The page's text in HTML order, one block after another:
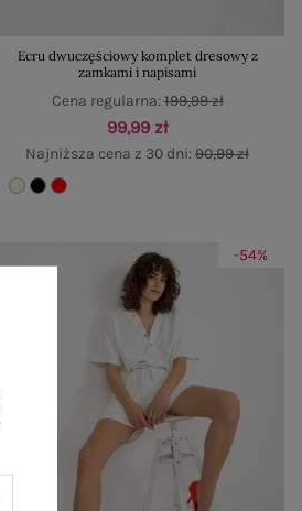
Ecru dwuczęściowy komplet dresowy z
zamkami i napisami
99,99 zł
Najniższa cena z 30 dni:90,99 zł
Cena regularna:199,99 zł
-54%